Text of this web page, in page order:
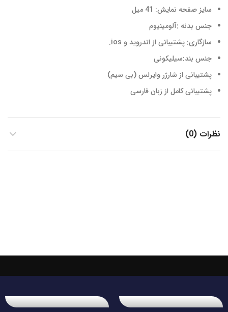
سایز صفحه نمایش: 41 میل
جنس بدنه :آلومینیوم
سازگاری: پشتیبانی از اندروید و ios.
جنس بند:سیلیکونی
پشتیبانی از شارژر وایرلس (بی سیم)
پشتیبانی کامل از زبان فارسی
نظرات (0)